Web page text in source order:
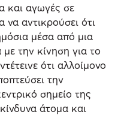
και αγωγές σε
να αντικρούσει ότι
μέσα από μια
την κίνηση για το
ότι αλλοίμονο
την
σημείο της
άτομα και